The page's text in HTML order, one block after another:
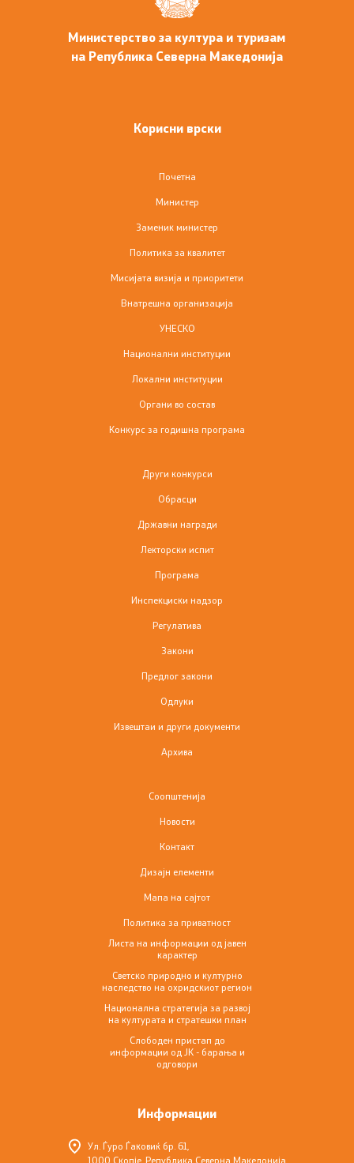
Министерство за култура и туризам
на Република Северна Македонија
Корисни врски
Почетна
Министер
Заменик министер
Политика за квалитет
Мисијата визија и приоритети
Внатрешна организација
УНЕСКО
Национални институции
Локални институции
Органи во состав
Конкурс за годишна програма
Други конкурси
Обрасци
Државни награди
Лекторски испит
Програма
Инспекциски надзор
Регулатива
Закони
Предлог закони
Одлуки
Извештаи и други документи
Архива
Соопштенија
Новости
Контакт
Дизајн елементи
Мапа на сајтот
Политика за приватност
Листа на информации од јавен
карактер
Светско природно и културно
наследство на охридскиот регион
Национална стратегија за развој
на културата и стратешки план
Слободен пристап до
информации од ЈК - барања и
одговори
Информации
Ул. Ѓуро Ѓаковиќ бр. 61,
1000 Скопје, Република Северна Македонија